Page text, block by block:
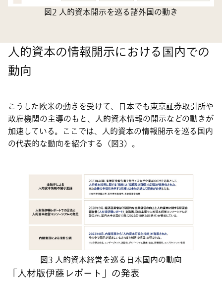
図2 人的資本開示を巡る諸外国の動き
人的資本の情報開示における国内での
動向
こうした欧米の動きを受けて、日本でも東京証券取引所や
政府機関の主導のもと、人的資本情報の開示などの動きが
加速している。ここでは、人的資本の情報開示を巡る国内
の代表的な動向を紹介する（図3）。
図3 人的資本経営を巡る日本国内の動向
「人材版伊藤レポート」の発表